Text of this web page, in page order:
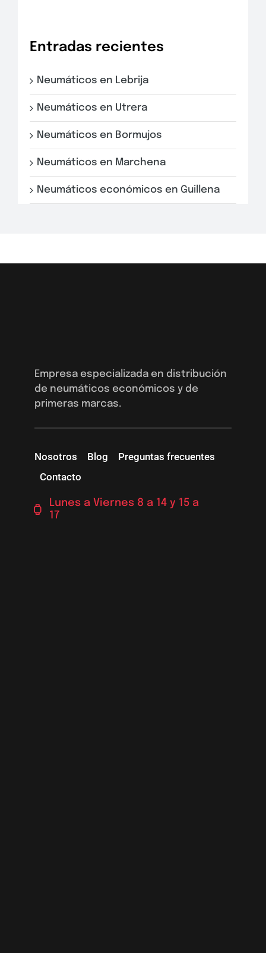
Entradas recientes
Neumáticos en Lebrija
Neumáticos en Utrera
Neumáticos en Bormujos
Neumáticos en Marchena
Neumáticos económicos en Guillena
Empresa especializada en distribución
de neumáticos económicos y de
primeras marcas.
Nosotros Blog
Preguntas frecuentes
Contacto
Lunes a Viernes 8 a 14 y 15 a
17